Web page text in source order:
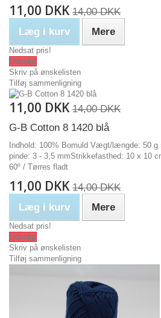
11,00 DKK 14,00 DKK
Læg i kurv
Mere
Nedsat pris!
Udsolgt
Skriv på ønskelisten
Tilføj sammenligning
11,00 DKK 14,00 DKK
G-B Cotton 8 1420 blå
Indhold: 100% Bomuld Vægt/længde: 50 g
pinde: 3 - 3,5 mmStrikkefasthed: 10 x 10
60º / Tørres fladt
11,00 DKK 14,00 DKK
Læg i kurv
Mere
Nedsat pris!
Udsolgt
Skriv på ønskelisten
Tilføj sammenligning